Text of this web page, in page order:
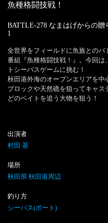
魚種格闘技戦！
BATTLE-278 なまはげからの贈
1
全世界をフィールドに魚族とのバ
番組『魚種格闘技戦！』。今回
トシーバスゲームに挑む！
秋田港外海のオープンエリアを
ブロックや天然礁を狙ってキャ
どのベイトを追う大物を狙う！
出演者
村田 基
場所
秋田県 秋田港周辺
釣り方
シーバス(ボート)